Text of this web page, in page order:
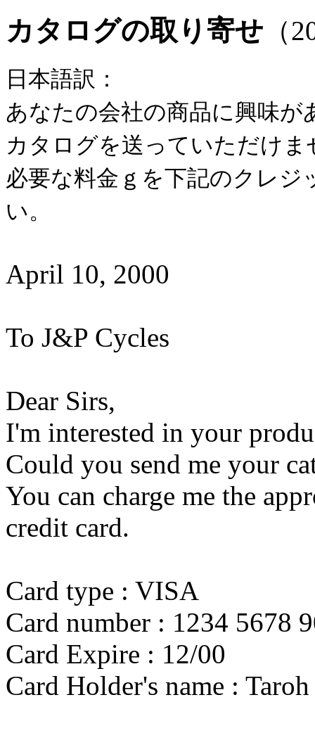
カタログの取り寄せ （
日本語訳：
あなたの会社の商品に興味が
カタログを送っていただけ
必要な料金ｇを下記のクレ
い。
April 10, 2000
To J&P Cycles
Dear Sirs,
I'm interested in your
Could you send me your
You can charge me the
credit card.
Card type : VISA
Card number : 1234 5678
Card Expire : 12/00
Card Holder's name : Taroh